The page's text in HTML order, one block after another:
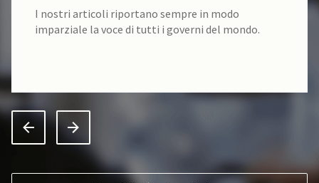
I nostri articoli riportano sempre in modo
imparziale la voce di tutti i governi del mondo.